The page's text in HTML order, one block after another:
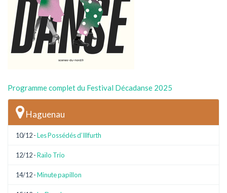
Programme complet du Festival Décadanse 2025
Haguenau
10/12 -Les Possédés d’Illfurth
12/12 -Raïlo Trio
14/12 -Minute papillon